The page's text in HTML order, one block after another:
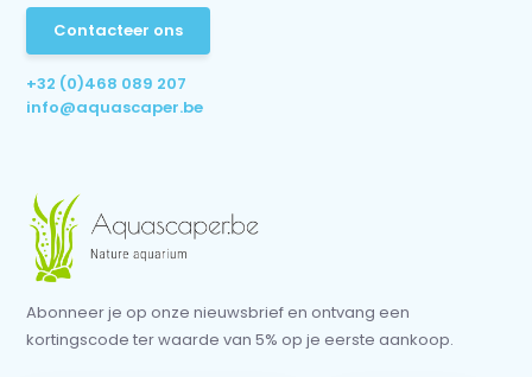
Contacteer ons
+32 (0)468 089 207
info@aquascaper.be
Abonneer je op onze nieuwsbrief en ontvang een
kortingscode ter waarde van 5% op je eerste aankoop.